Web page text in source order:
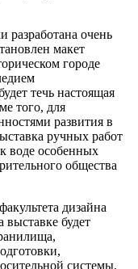
разработана очень
макет
городе
течь настоящая
того, для
развития в
ручных работ
воде особенных
общества
дизайна
будет
системы,